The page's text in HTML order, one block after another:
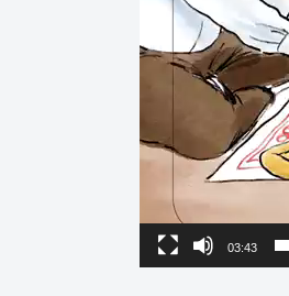
03:43